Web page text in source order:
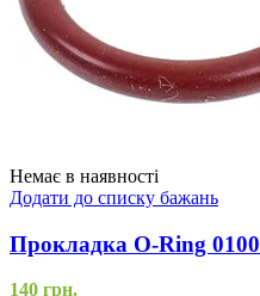
Немає в наявності
Додати до списку бажань
Прокладка O-Ring
140 грн.